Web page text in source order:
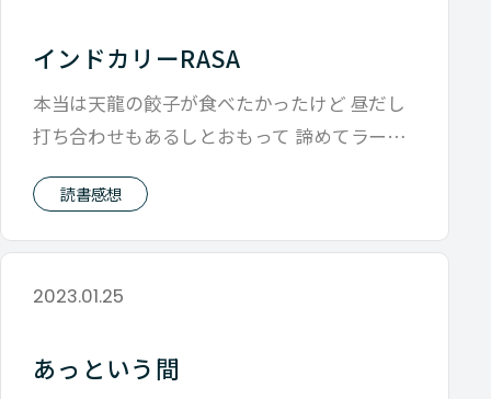
インドカリーRASA
本当は天龍の餃子が食べたかったけど 昼だし
打ち合わせもあるしとおもって 諦めてラーメ
読書感想
2023.01.25
あっという間